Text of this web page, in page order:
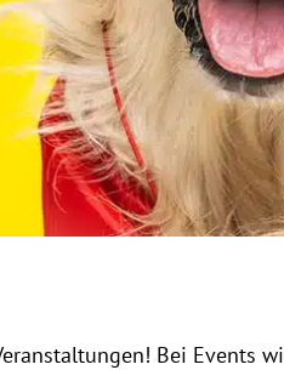
Bei Events